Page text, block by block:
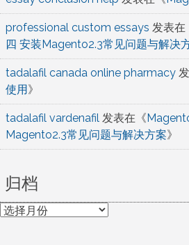
professional custom essays 发表在
四 安装Magento2.3常见问题与解决
tadalafil canada online pharmacy
使用 》
tadalafil vardenafil 发表在《
Magento2.3常见问题与解决方案》
归档
归